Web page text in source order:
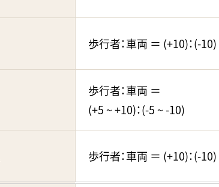
歩行者：車両 ＝ (+10)：(-10)
歩行者：車両 ＝
(+5 ~ +10)：(-5 ~ -10)
歩行者：車両 ＝ (+10)：(-10)